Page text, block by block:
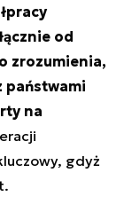
od
zrozumienia,
państwami
na
gdyż